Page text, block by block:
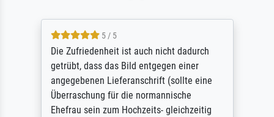
5 / 5
Die Zufriedenheit ist auch nicht dadurch
getrübt, dass das Bild entgegen einer
angegebenen Lieferanschrift (sollte eine
Überraschung für die normannische
Ehefrau sein zum Hochzeits- gleichzeitig